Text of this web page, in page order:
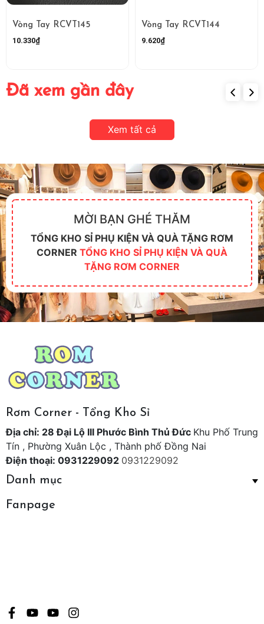
Vòng Tay RCVT145
10.330₫
Vòng Tay RCVT144
9.620₫
Đã xem gần đây
Xem tất cả
MỜI BẠN GHÉ THĂM
TỔNG KHO SỈ PHỤ KIỆN VÀ QUÀ TẶNG RƠM
CORNER TỔNG KHO SỈ PHỤ KIỆN VÀ QUÀ
TẶNG RƠM CORNER
Rơm Corner - Tổng Kho Sỉ
Địa chỉ: 28 Đại Lộ III Phước Bình Thủ Đức Khu Phố Trung
Tín , Phường Xuân Lộc , Thành phố Đồng Nai
Điện thoại: 0931229092 0931229092
Danh mục
Fanpage